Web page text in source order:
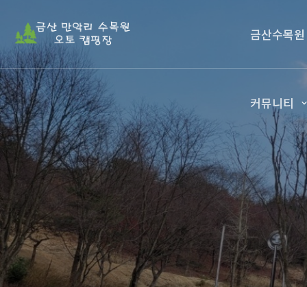
금산수목
커뮤니티